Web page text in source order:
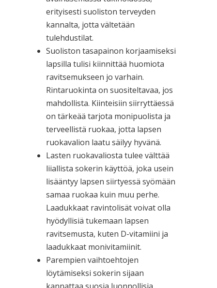
erityisesti suoliston terveyden
kannalta, jotta vältetään
tulehdustilat.
Suoliston tasapainon korjaamiseksi
lapsilla tulisi kiinnittää huomiota
ravitsemukseen jo varhain.
Rintaruokinta on suositeltavaa, jos
mahdollista. Kiinteisiin siirryttäessä
on tärkeää tarjota monipuolista ja
terveellistä ruokaa, jotta lapsen
ruokavalion laatu säilyy hyvänä.
Lasten ruokavaliosta tulee välttää
liiallista sokerin käyttöä, joka usein
lisääntyy lapsen siirtyessä syömään
samaa ruokaa kuin muu perhe.
Laadukkaat ravintolisät voivat olla
hyödyllisiä tukemaan lapsen
ravitsemusta, kuten D-vitamiini ja
laadukkaat monivitamiinit.
Parempien vaihtoehtojen
löytämiseksi sokerin sijaan